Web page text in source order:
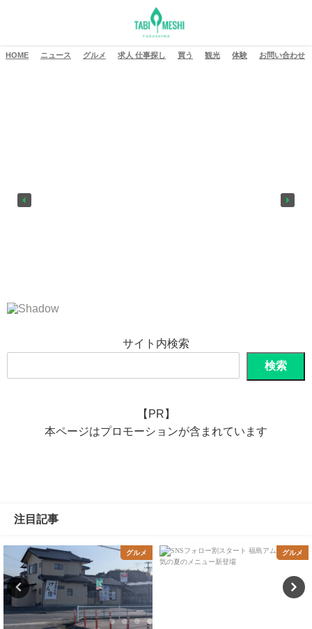
HOME ニュース グルメ 求人 仕事探し 買う 観光 体験 お問い合わせ
サイト内検索
検索
【PR】
本ページはプロモーションが含まれています
注目記事
グルメ グルメ